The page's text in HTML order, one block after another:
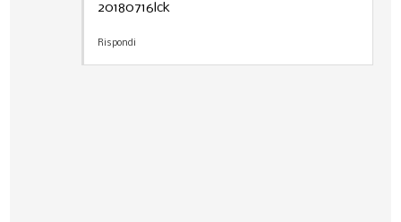
20180716lck
Rispondi